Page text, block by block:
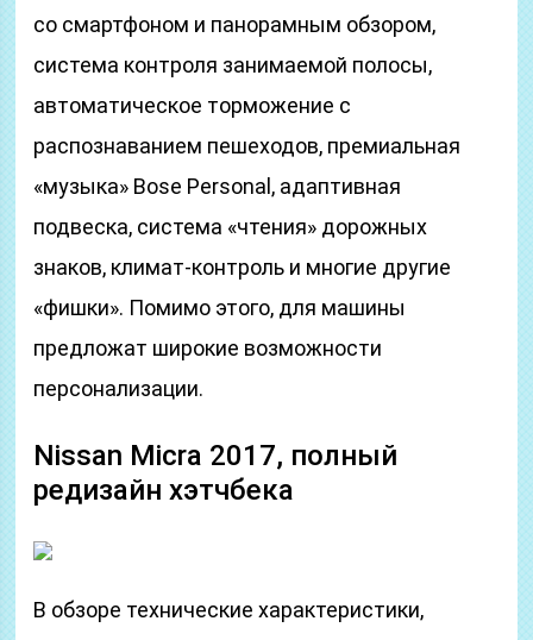
со смартфоном и панорамным обзором,
система контроля занимаемой полосы,
автоматическое торможение с
распознаванием пешеходов, премиальная
«музыка» Bose Personal, адаптивная
подвеска, система «чтения» дорожных
знаков, климат-контроль и многие другие
«фишки». Помимо этого, для машины
предложат широкие возможности
персонализации.
Nissan Micra 2017, полный
редизайн хэтчбека
В обзоре технические характеристики,